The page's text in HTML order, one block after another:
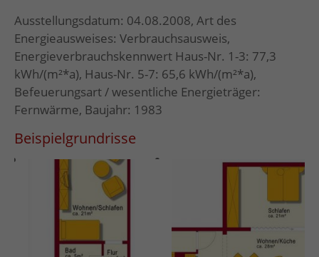
Ausstellungsdatum: 04.08.2008, Art des
Energieausweises: Verbrauchsausweis,
Energieverbrauchskennwert Haus-Nr. 1-3: 77,3
kWh/(m²*a), Haus-Nr. 5-7: 65,6 kWh/(m²*a),
Befeuerungsart / wesentliche Energieträger:
Fernwärme, Baujahr: 1983
Beispielgrundrisse